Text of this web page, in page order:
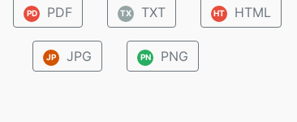
PD PDF TX TXT HT HTML
JP JPG PN PNG